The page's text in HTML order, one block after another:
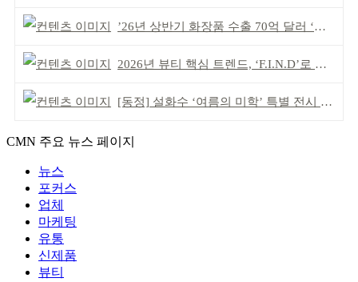
’26년 상반기 화장품 수출 70억 달러 ‘역대 최고’
2026년 뷰티 핵심 트렌드, ‘F.I.N.D’로 읽는다
[동정] 설화수 ‘여름의 미학’ 특별 전시 개최
CMN 주요 뉴스 페이지
뉴스
포커스
업체
마케팅
유통
신제품
뷰티